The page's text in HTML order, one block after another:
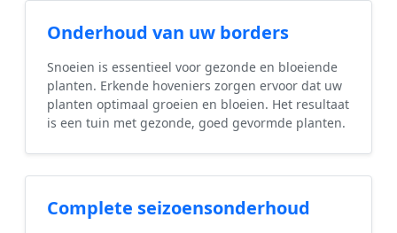
Onderhoud van uw borders
Snoeien is essentieel voor gezonde en bloeiende
planten. Erkende hoveniers zorgen ervoor dat uw
planten optimaal groeien en bloeien. Het resultaat
is een tuin met gezonde, goed gevormde planten.
Complete seizoensonderhoud